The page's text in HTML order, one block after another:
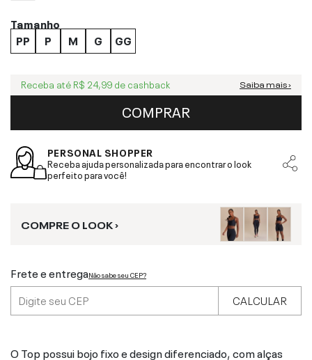
Tamanho
PP
P M G GG
Receba até R$ 24,99 de cashback Saiba mais ›
COMPRAR
PERSONAL SHOPPER
Receba ajuda personalizada para encontrar o look
perfeito para você!
COMPRE O LOOK ›
Frete e entregaNão sabe seu CEP?
CALCULAR
O Top possui bojo fixo e design diferenciado, com alças